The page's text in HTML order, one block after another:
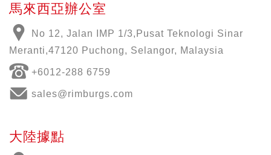
馬來西亞辦公室
No 12, Jalan IMP 1/3,Pusat Teknologi Sinar
Meranti,47120 Puchong, Selangor, Malaysia
+6012-288 6759
sales@rimburgs.com
大陸據點